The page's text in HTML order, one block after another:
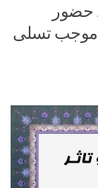
حضور
موجب تسلی